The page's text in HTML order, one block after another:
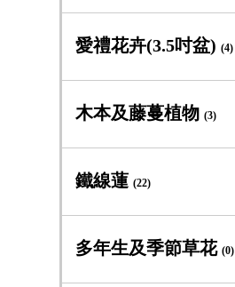
砧木用(1)
蔓性玫瑰(1)
古典玫瑰及原種
蔓性玫瑰(0)
迷你玫瑰(0)
蔓性玫瑰(0)
大輪矮叢
迷你玫瑰(0)
蔓性玫瑰(0)
羅莎歐麗嫁接苗全部
大輪矮叢
迷你玫瑰(0)
蔓性玫瑰(0)
愛禮花卉(3.5吋盆)(4)
愛禮花卉(3.5吋盆)全部
中輪豐花
嫁接苗(1)
木本及藤蔓植物(3)
木本及藤蔓植物全部
常綠及落葉灌木
鐵線蓮(22)
鐵線蓮全部(22)
多年生及季節草花(0)